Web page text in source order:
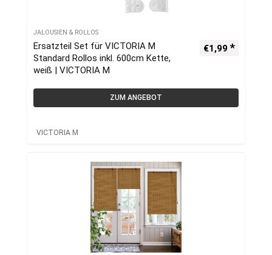
JALOUSIEN & ROLLOS
Ersatzteil Set für VICTORIA M
Standard Rollos inkl. 600cm Kette,
weiß | VICTORIA M
€1,99
ZUM ANGEBOT
VICTORIA M